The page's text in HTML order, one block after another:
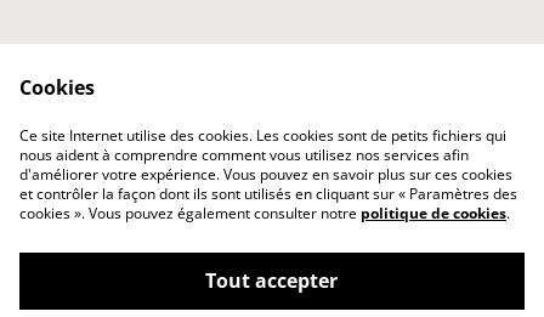
Contact Us
Legal Terms
Privacy Policy
Cookie Policy
Cookies
Ce site Internet utilise des cookies. Les cookies sont de petits fichiers qui
nous aident à comprendre comment vous utilisez nos services afin
d'améliorer votre expérience. Vous pouvez en savoir plus sur ces cookies
et contrôler la façon dont ils sont utilisés en cliquant sur « Paramètres des
cookies ». Vous pouvez également consulter notre politique de cookies.
Tout accepter